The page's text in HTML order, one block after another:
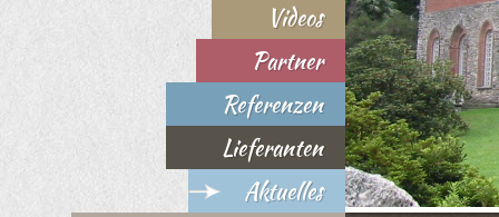
Videos
Partner
Referenzen
Lieferanten
Aktuelles